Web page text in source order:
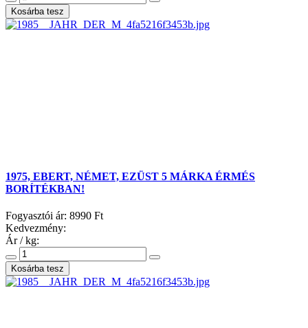
1975, EBERT, NÉMET, EZÜST 5 MÁRKA ÉRMÉS
BORÍTÉKBAN!
Fogyasztói ár: 8990 Ft
Kedvezmény:
Ár / kg: